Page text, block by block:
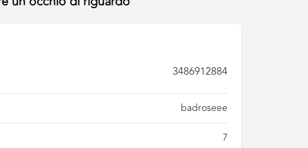
3486912884
badroseee
7